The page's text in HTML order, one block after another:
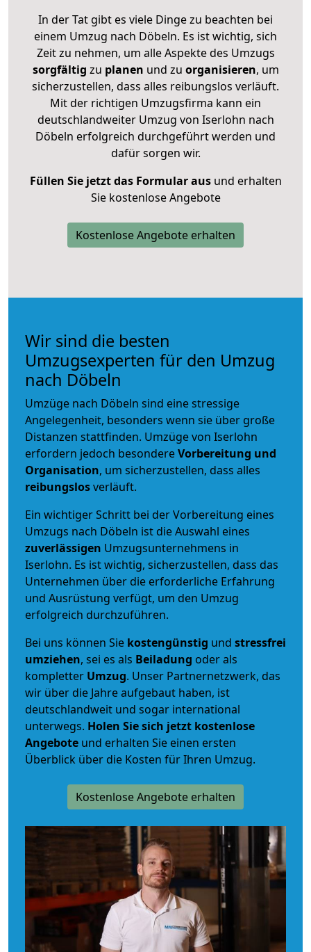
In der Tat gibt es viele Dinge zu beachten bei
einem Umzug nach Döbeln. Es ist wichtig, sich
Zeit zu nehmen, um alle Aspekte des Umzugs
sorgfältig zu planen und zu organisieren, um
sicherzustellen, dass alles reibungslos verläuft.
Mit der richtigen Umzugsfirma kann ein
deutschlandweiter Umzug von Iserlohn nach
Döbeln erfolgreich durchgeführt werden und
dafür sorgen wir.
Füllen Sie jetzt das Formular ausund erhalten
Sie kostenlose Angebote
Kostenlose Angebote erhalten
Wir sind die besten
Umzugsexperten für den Umzug
nach Döbeln
Umzüge nach Döbeln sind eine stressige
Angelegenheit, besonders wenn sie über große
Distanzen stattfinden. Umzüge von Iserlohn
erfordern jedoch besondereVorbereitung und
Organisation, um sicherzustellen, dass alles
reibungslosverläuft.
Ein wichtiger Schritt bei der Vorbereitung eines
Umzugs nach Döbeln ist die Auswahl eines
zuverlässigen Umzugsunternehmens in
Iserlohn. Es ist wichtig, sicherzustellen, dass das
Unternehmen über die erforderliche Erfahrung
und Ausrüstung verfügt, um den Umzug
erfolgreich durchzuführen.
Bei uns können Sie kostengünstig und stressfrei
umziehen, sei es als Beiladung oder als
kompletter Umzug. Unser Partnernetzwerk, das
wir über die Jahre aufgebaut haben, ist
deutschlandweit und sogar international
unterwegs. Holen Sie sich jetzt kostenlose
Angebote und erhalten Sie einen ersten
Überblick über die Kosten für Ihren Umzug.
Kostenlose Angebote erhalten